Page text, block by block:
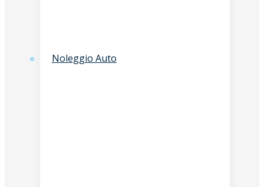
Noleggio Auto